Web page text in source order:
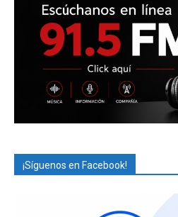
¡Síguenos en Facebook!